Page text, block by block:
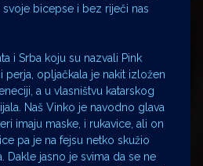
bicepse i bez riječi nas
i Srba koju su nazvali Pink
perja, opljačkala je nakit izložen
a u vlasništvu katarskog
Naš Vinko je navodno glava
imaju maske, i rukavice, ali on
pa je na fejsu netko skužio
Dakle jasno je svima da se ne